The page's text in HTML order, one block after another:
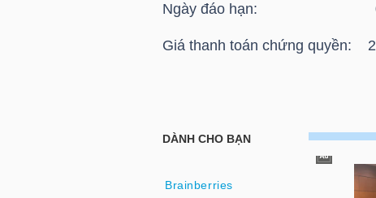
Ngày đáo hạn: 05/
Giá thanh toán chứng quyền:
HOSE: Thông báo giá thanh
Chứng quyền CHPG2226